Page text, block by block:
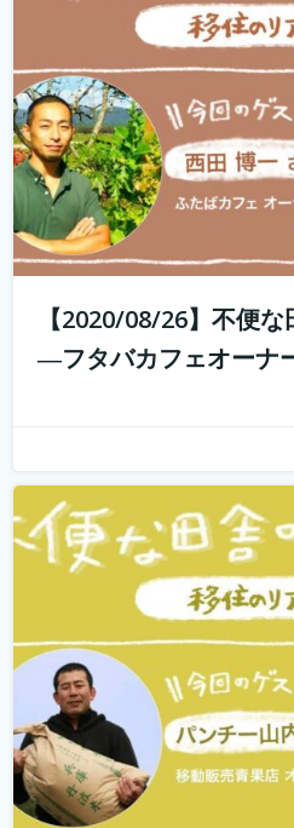
【2020/08/26】不便
―フタバカフェオーナ
withコロナ時代に入り、オン
で、不便だと思われていた田